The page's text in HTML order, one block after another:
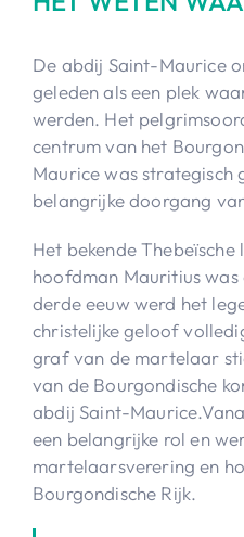
De abdij Saint-Maurice
geleden als een plek
werden. Het
centrum van het
Maurice was strategisch
belangrijke doorgang
Het bekende
hoofdman Mauritius
derde eeuw werd het
christelijke geloof
graf van de martelaar
van de Bourgondische
abdij Saint-
een belangrijke rol en
martelaarsverering en
Bourgondische Rijk.